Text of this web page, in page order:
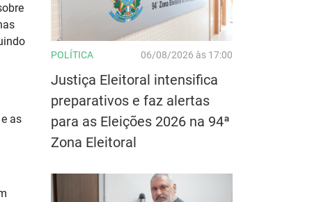
as
POLÍTICA 06/08/2026 às 17:00
Justiça Eleitoral intensifica
preparativos e faz alertas
para as Eleições 2026 na 94ª
Zona Eleitoral